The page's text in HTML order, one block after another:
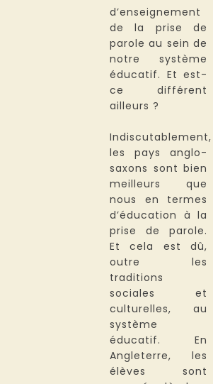
d’enseignement
de la prise de
parole au sein de
notre système
éducatif. Et est-
ce différent
ailleurs ?
Indiscutablement,
les pays anglo-
saxons sont bien
meilleurs que
nous en termes
d’éducation à la
prise de parole.
Et cela est dû,
outre les
traditions
sociales et
culturelles, au
système
éducatif. En
Angleterre, les
élèves sont